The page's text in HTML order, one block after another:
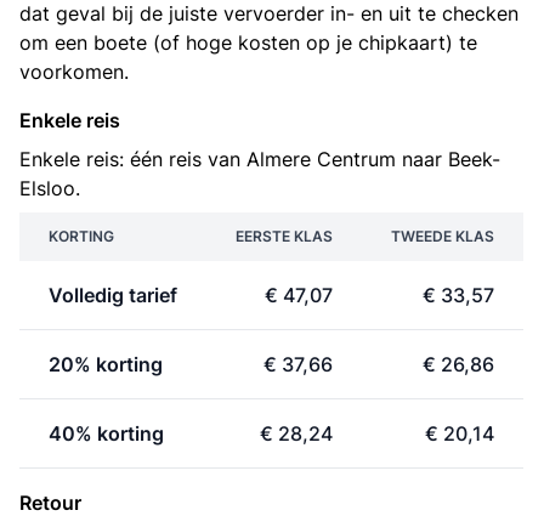
dat geval bij de juiste vervoerder in- en uit te checken
om een boete (of hoge kosten op je chipkaart) te
voorkomen.
Enkele reis
Enkele reis: één reis van Almere Centrum naar Beek-
Elsloo.
KORTING EERSTE KLAS TWEEDE KLAS
Volledig tarief € 47,07 € 33,57
20% korting € 37,66 € 26,86
40% korting € 28,24 € 20,14
Retour